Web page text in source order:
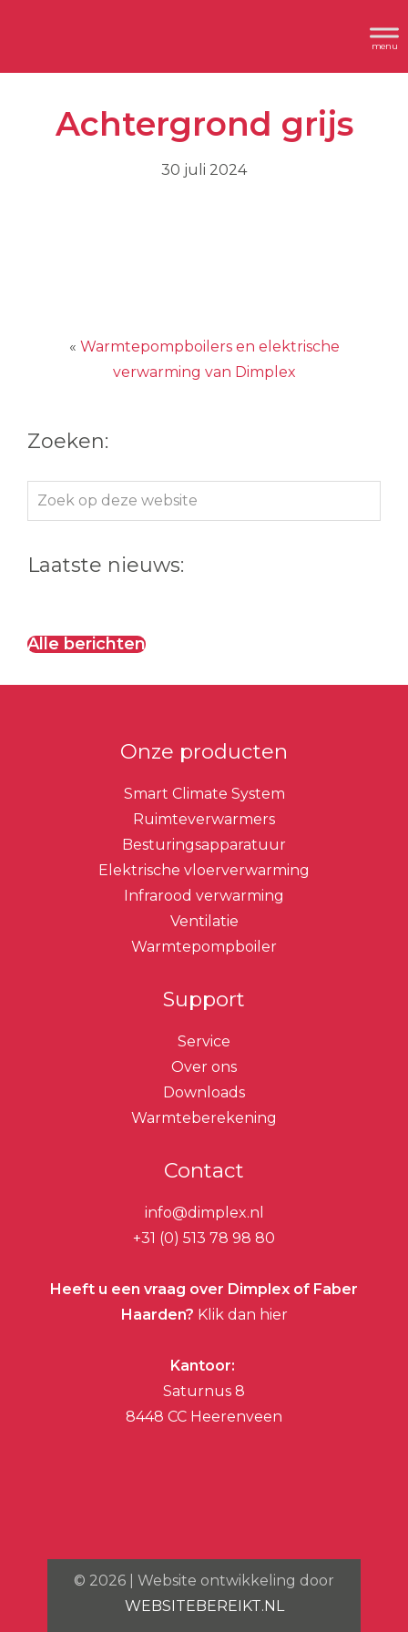
inhoud
Header
Rechts
Achtergrond grijs
30 juli 2024
« Warmtepompboilers en elektrische
verwarming van Dimplex
Zoeken:
Zoek
op
website
Laatste nieuws:
Alle berichten
Onze producten
Smart Climate System
Ruimteverwarmers
Besturingsapparatuur
Elektrische vloerverwarming
Infrarood verwarming
Ventilatie
Warmtepompboiler
Support
Service
Over ons
Downloads
Warmteberekening
Contact
info@dimplex.nl
+31 (0) 513 78 98 80
Heeft u een vraag over Dimplex of Faber
Haarden? Klik dan hier
Kantoor:
Saturnus 8
8448 CC Heerenveen
© 2026 | Website ontwikkeling door
WEBSITEBEREIKT.NL